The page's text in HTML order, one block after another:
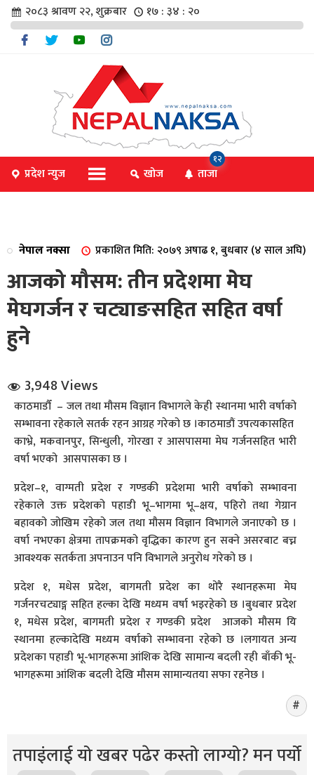
संवाद
२०८३ श्रावण २२, शुक्रबार १७ : ३४ : २१
प्रदेश न्युज खोज ताजा
१२
नेपाल नक्सा प्रकाशित मिति: २०७९ अषाढ १, बुधबार (४ साल अघि)
आजको मौसम: तीन प्रदेशमा मेघ
मेघगर्जन र चट्याङसहित सहित वर्षा
हुने
3,948 Views
काठमाडौँ – जल तथा मौसम विज्ञान विभागले केही स्थानमा भारी वर्षाको
सम्भावना रहेकाले सतर्क रहन आग्रह गरेको छ ।काठमाडौं उपत्यकासहित
काभ्रे, मकवानपुर, सिन्धुली, गोरखा र आसपासमा मेघ गर्जनसहित भारी
वर्षा भएको आसपासका छ ।
प्रदेश–१, वाग्मती प्रदेश र गण्डकी प्रदेशमा भारी वर्षाको सम्भावना
रहेकाले उक्त प्रदेशको पहाडी भू–भागमा भू–क्षय, पहिरो तथा गेग्रान
बहावको जोखिम रहेको जल तथा मौसम विज्ञान विभागले जनाएको छ ।
वर्षा नभएका क्षेत्रमा तापक्रमको वृद्धिका कारण हुन सक्ने असरबाट बच्न
आवश्यक सतर्कता अपनाउन पनि विभागले अनुरोध गरेको छ ।
प्रदेश १, मधेस प्रदेश, बागमती प्रदेश का थोरै स्थानहरूमा मेघ
गर्जनरचट्याङ्ग सहित हल्का देखि मध्यम वर्षा भइरहेको छ ।बुधबार प्रदेश
१, मधेस प्रदेश, बागमती प्रदेश र गण्डकी प्रदेश आजको मौसम यि
स्थानमा हल्कादेखि मध्यम वर्षाको सम्भावना रहेको छ ।लगायत अन्य
प्रदेशका पहाडी भू-भागहरूमा आंशिक देखि सामान्य बदली रही बाँकी भू-
भागहरूमा आंशिक बदली देखि मौसम सामान्यतया सफा रहनेछ ।
तपाइंलाई यो खबर पढेर कस्तो लाग्यो? मन पर्यो